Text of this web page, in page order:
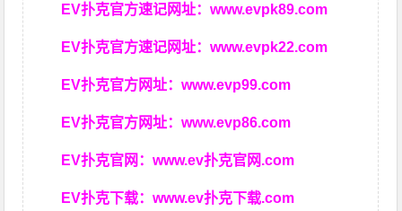
EV扑克官方速记网址：www.evpk89.com
EV扑克官方速记网址：www.evpk22.com
EV扑克官方网址：www.evp99.com
EV扑克官方网址：www.evp86.com
EV扑克官网：www.ev扑克官网.com
EV扑克下载：www.ev扑克下载.com